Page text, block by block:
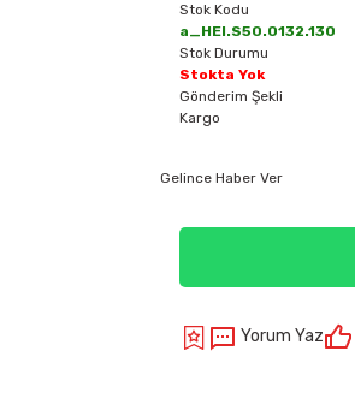
Stok Kodu
a_HEI.S50.0132.130
Stok Durumu
Stokta Yok
Gönderim Şekli
Kargo
Gelince Haber Ver
Yorum Yaz